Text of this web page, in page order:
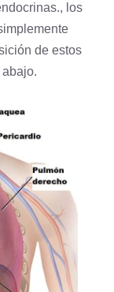
los
de estos